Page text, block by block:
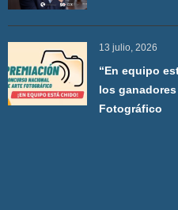
13 julio, 2026
“En equipo
los
Fotográfico